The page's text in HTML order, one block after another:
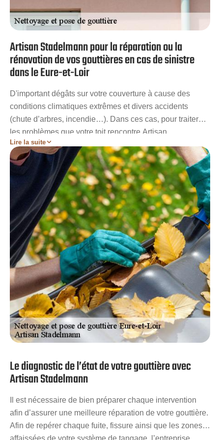
Artisan Stadelmann pour la réparation ou la
rénovation de vos gouttières en cas de sinistre
dans le Eure-et-Loir
D'important dégâts sur votre couverture à cause des
conditions climatiques extrêmes et divers accidents
(chute d’arbres, incendie…). Dans ces cas, pour traiter
les problèmes que votre toit rencontre Artisan
Stadelmann est à votre disposition pour intervenir dans
les délais les plus brefs. Au cours de l’intervention, la
réparation des dégâts ne se limiteront pas uniquement
sur votre revêtement de toit. En effet, les gouttières
bénéficieront également de soins particuliers car elles
sont indissociables à votre toit.
Lire la suite
Le diagnostic de l’état de votre gouttière avec
Artisan Stadelmann
Il est nécessaire de bien préparer chaque intervention
afin d’assurer une meilleure réparation de votre gouttière.
Afin de repérer chaque fuite, fissure ainsi que les zones